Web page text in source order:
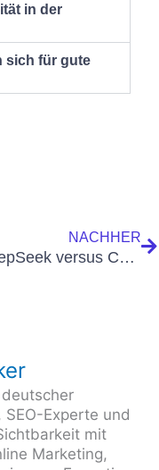
in der
sich für gute
NACHHER
DeepSeek versus ChatGpt – Anwendung im Webdesign
Experte und
mit
Marketing,